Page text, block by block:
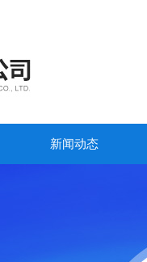
新闻动态